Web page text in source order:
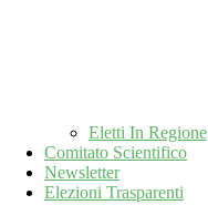
Eletti In Regione
Comitato Scientifico
Newsletter
Elezioni Trasparenti